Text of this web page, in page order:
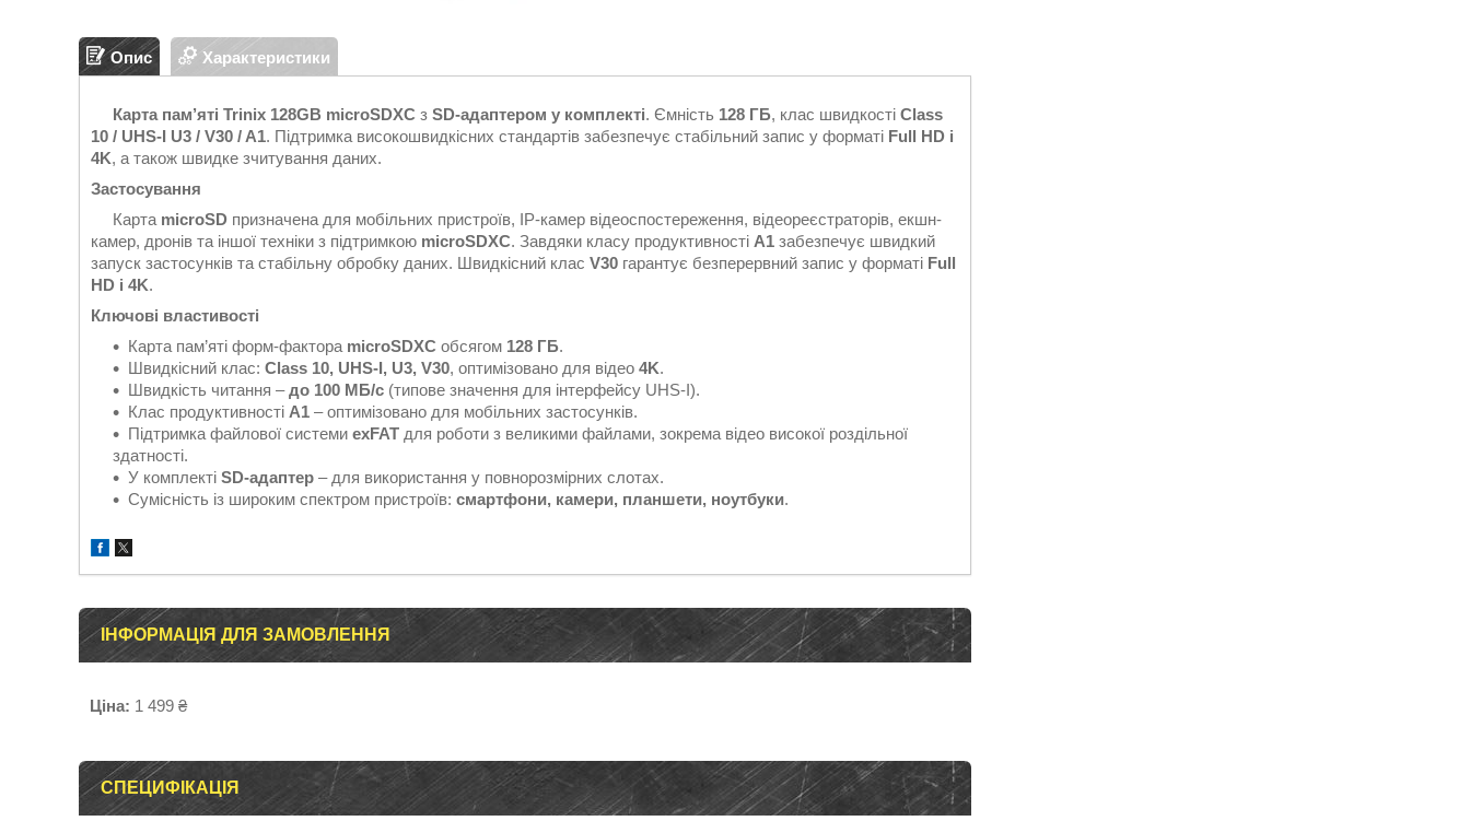
Опис Характеристики
Карта пам’яті Trinix 128GB microSDXC з SD-адаптером у комплекті. Ємність 128 ГБ, клас швидкості Class
10 / UHS-I U3 / V30 / A1. Підтримка високошвидкісних стандартів забезпечує стабільний запис у форматі Full HD і
4K, а також швидке зчитування даних.
Застосування
Карта microSD призначена для мобільних пристроїв, IP-камер відеоспостереження, відеореєстраторів, екшн-
камер, дронів та іншої техніки з підтримкою microSDXC. Завдяки класу продуктивності A1 забезпечує швидкий
запуск застосунків та стабільну обробку даних. Швидкісний клас V30 гарантує безперервний запис у форматі Full
HD і 4K.
Ключові властивості
Карта пам’яті форм-фактора microSDXC обсягом 128 ГБ.
Швидкісний клас: Class 10, UHS-I, U3, V30, оптимізовано для відео 4K.
Швидкість читання –до 100 МБ/с (типове значення для інтерфейсу UHS-I).
Клас продуктивності A1 – оптимізовано для мобільних застосунків.
Підтримка файлової системи exFAT для роботи з великими файлами, зокрема відео високої роздільної
здатності.
У комплекті SD-адаптер – для використання у повнорозмірних слотах.
Сумісність із широким спектром пристроїв: смартфони, камери, планшети, ноутбуки.
ІНФОРМАЦІЯ ДЛЯ ЗАМОВЛЕННЯ
Ціна: 1 499 ₴
СПЕЦИФІКАЦІЯ